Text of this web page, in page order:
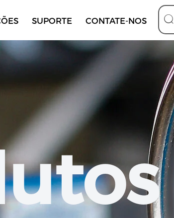
SUPORTE CONTATE-NOS 